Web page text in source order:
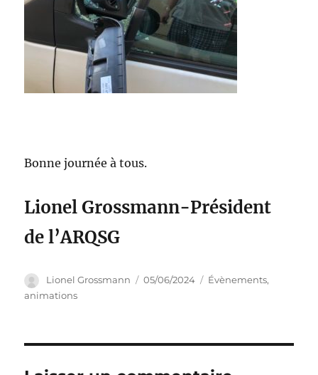
Bonne journée à tous.
Lionel Grossmann-Président
de l’ARQSG
Auteur
Lionel Grossmann
Publié
05/06/2024 Catégories
Évènements,
animations